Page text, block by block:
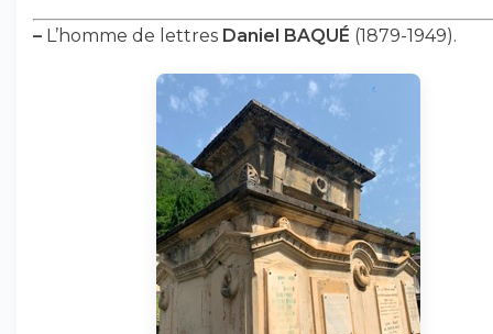
– L’homme de lettres Daniel BAQUÉ (1879-1949).